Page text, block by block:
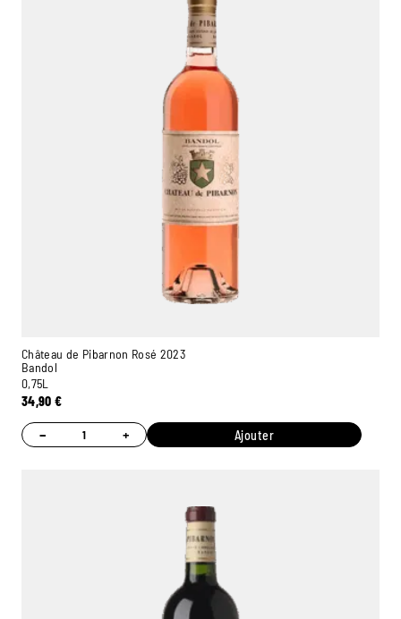
Château de Pibarnon Rosé 2023
Bandol
0,75L
34,90€
− + Ajouter